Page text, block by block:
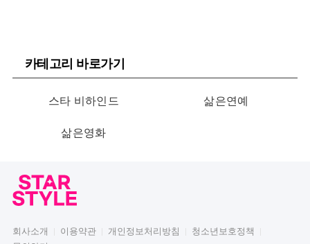
카테고리 바로가기
스타 비하인드 삶은연예
삶은영화
회사소개 이용약관 개인정보처리방침
청소년보호정책